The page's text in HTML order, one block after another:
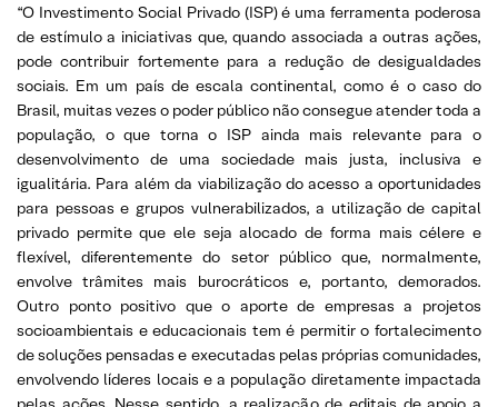
“O Investimento Social Privado (ISP) é uma ferramenta poderosa
de estímulo a iniciativas que, quando associada a outras ações,
pode contribuir fortemente para a redução de desigualdades
sociais. Em um país de escala continental, como é o caso do
Brasil, muitas vezes o poder público não consegue atender toda a
população, o que torna o ISP ainda mais relevante para o
desenvolvimento de uma sociedade mais justa, inclusiva e
igualitária. Para além da viabilização do acesso a oportunidades
para pessoas e grupos vulnerabilizados, a utilização de capital
privado permite que ele seja alocado de forma mais célere e
flexível, diferentemente do setor público que, normalmente,
envolve trâmites mais burocráticos e, portanto, demorados.
Outro ponto positivo que o aporte de empresas a projetos
socioambientais e educacionais tem é permitir o fortalecimento
de soluções pensadas e executadas pelas próprias comunidades,
envolvendo líderes locais e a população diretamente impactada